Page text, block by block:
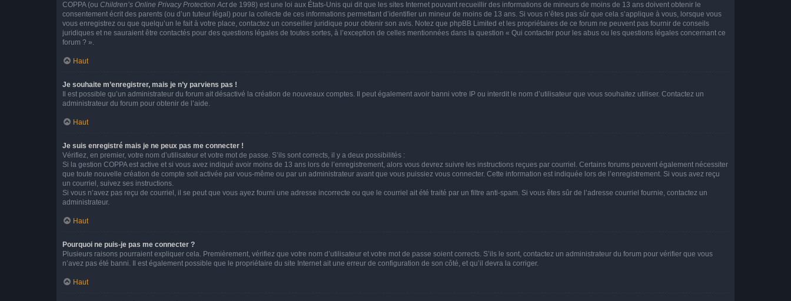
COPPA (ou Children’s Online Privacy Protection Actde 1998) est une loi aux États-Unis qui dit que les sites Internet pouvant recueillir des informations de mineurs de moins de 13 ans doivent obtenir le
consentement écrit des parents (ou d’un tuteur légal) pour la collecte de ces informations permettant d’identifier un mineur de moins de 13 ans. Si vous n’êtes pas sûr que cela s’applique à vous, lorsque vous
vous enregistrez ou que quelqu’un le fait à votre place, contactez un conseiller juridique pour obtenir son avis. Notez que phpBB Limited et les propriétaires de ce forum ne peuvent pas fournir de conseils
juridiques et ne sauraient être contactés pour des questions légales de toutes sortes, à l’exception de celles mentionnées dans la question « Qui contacter pour les abus ou les questions légales concernant ce
forum ? ».
Haut
Je souhaite m’enregistrer, mais je n’y parviens pas !
Il est possible qu’un administrateur du forum ait désactivé la création de nouveaux comptes. Il peut également avoir banni votre IP ou interdit le nom d’utilisateur que vous souhaitez utiliser. Contactez un
administrateur du forum pour obtenir de l’aide.
Haut
Je suis enregistré mais je ne peux pas me connecter !
Vérifiez, en premier, votre nom d’utilisateur et votre mot de passe. S’ils sont corrects, il y a deux possibilités :
Si la gestion COPPA est active et si vous avez indiqué avoir moins de 13 ans lors de l’enregistrement, alors vous devrez suivre les instructions reçues par courriel. Certains forums peuvent également nécessiter
que toute nouvelle création de compte soit activée par vous-même ou par un administrateur avant que vous puissiez vous connecter. Cette information est indiquée lors de l’enregistrement. Si vous avez reçu
un courriel, suivez ses instructions.
Si vous n’avez pas reçu de courriel, il se peut que vous ayez fourni une adresse incorrecte ou que le courriel ait été traité par un filtre anti-spam. Si vous êtes sûr de l’adresse courriel fournie, contactez un
administrateur.
Haut
Pourquoi ne puis-je pas me connecter ?
Plusieurs raisons pourraient expliquer cela. Premièrement, vérifiez que votre nom d’utilisateur et votre mot de passe soient corrects. S’ils le sont, contactez un administrateur du forum pour vérifier que vous
n’avez pas été banni. Il est également possible que le propriétaire du site Internet ait une erreur de configuration de son côté, et qu’il devra la corriger.
Haut